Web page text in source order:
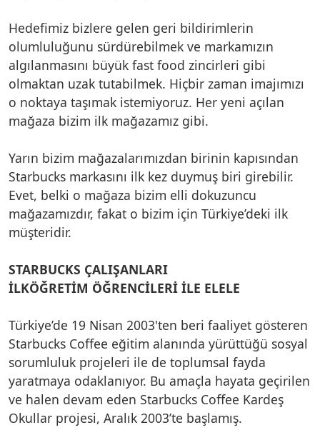
Hedefimiz bizlere gelen geri bildirimlerin
olumluluğunu sürdürebilmek ve markamızın
algılanmasını büyük fast food zincirleri gibi
olmaktan uzak tutabilmek. Hiçbir zaman imajımızı
o noktaya taşımak istemiyoruz. Her yeni açılan
mağaza bizim ilk mağazamız gibi.
Yarın bizim mağazalarımızdan birinin kapısından
Starbucks markasını ilk kez duymuş biri girebilir.
Evet, belki o mağaza bizim elli dokuzuncu
mağazamızdır, fakat o bizim için Türkiye’deki ilk
müşteridir.
STARBUCKS ÇALIŞANLARI
İLKÖĞRETİM ÖĞRENCİLERİ İLE ELELE
Türkiye’de 19 Nisan 2003'ten beri faaliyet gösteren
Starbucks Coffee eğitim alanında yürüttüğü sosyal
sorumluluk projeleri ile de toplumsal fayda
yaratmaya odaklanıyor. Bu amaçla hayata geçirilen
ve halen devam eden Starbucks Coffee Kardeş
Okullar projesi, Aralık 2003’te başlamış.